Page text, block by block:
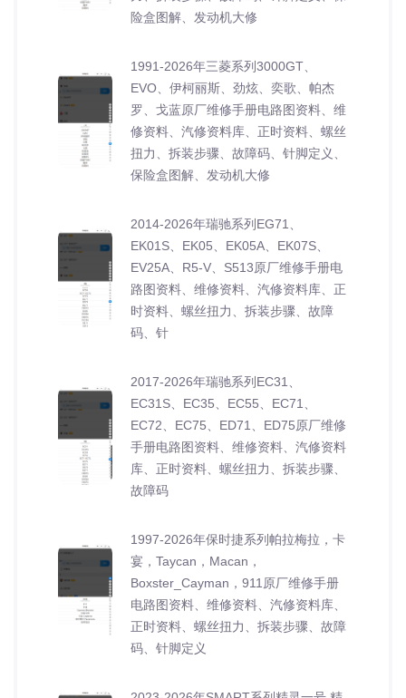
险盒图解、发动机大修
1991-2026年三菱系列3000GT、
EVO、伊柯丽斯、劲炫、奕歌、帕杰
罗、戈蓝原厂维修手册电路图资料、维
修资料、汽修资料库、正时资料、螺丝
扭力、拆装步骤、故障码、针脚定义、
保险盒图解、发动机大修
2014-2026年瑞驰系列EG71、
EK01S、EK05、EK05A、EK07S、
EV25A、R5-V、S513原厂维修手册电
路图资料、维修资料、汽修资料库、正
时资料、螺丝扭力、拆装步骤、故障
码、针
2017-2026年瑞驰系列EC31、
EC31S、EC35、EC55、EC71、
EC72、EC75、ED71、ED75原厂维修
手册电路图资料、维修资料、汽修资料
库、正时资料、螺丝扭力、拆装步骤、
故障码
1997-2026年保时捷系列帕拉梅拉，卡
宴，Taycan，Macan，
Boxster_Cayman，911原厂维修手册
电路图资料、维修资料、汽修资料库、
正时资料、螺丝扭力、拆装步骤、故障
码、针脚定义